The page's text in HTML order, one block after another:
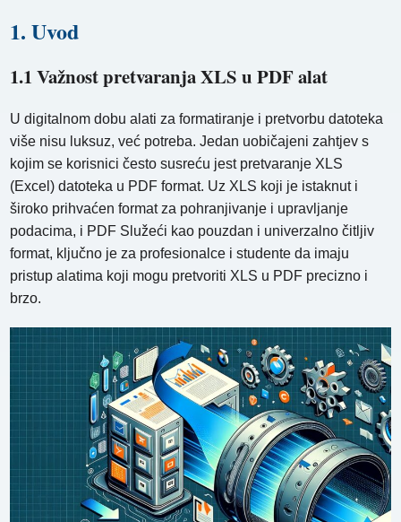
1. Uvod
1.1 Važnost pretvaranja XLS u PDF alat
U digitalnom dobu alati za formatiranje i pretvorbu datoteka
više nisu luksuz, već potreba. Jedan uobičajeni zahtjev s
kojim se korisnici često susreću jest pretvaranje XLS
(Excel) datoteka u PDF format. Uz XLS koji je istaknut i
široko prihvaćen format za pohranjivanje i upravljanje
podacima, i PDF Služeći kao pouzdan i univerzalno čitljiv
format, ključno je za profesionalce i studente da imaju
pristup alatima koji mogu pretvoriti XLS u PDF precizno i ​​
brzo.